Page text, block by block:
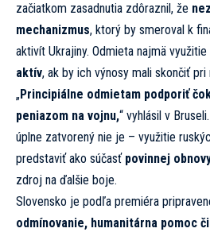
začiatkom zasadnutia zdôraznil, že
mechanizmus, ktorý by smeroval k
aktivít Ukrajiny. Odmieta najmä využitie
aktív, ak by ich výnosy mali skončiť pri
„Principiálne odmietam podporiť
peniazom na vojnu,“ vyhlásil v
úplne zatvorený nie je – využitie
predstaviť ako súčasť povinnej
zdroj na ďalšie boje.
Slovensko je podľa premiéra
odmínovanie, humanitárna pomoc